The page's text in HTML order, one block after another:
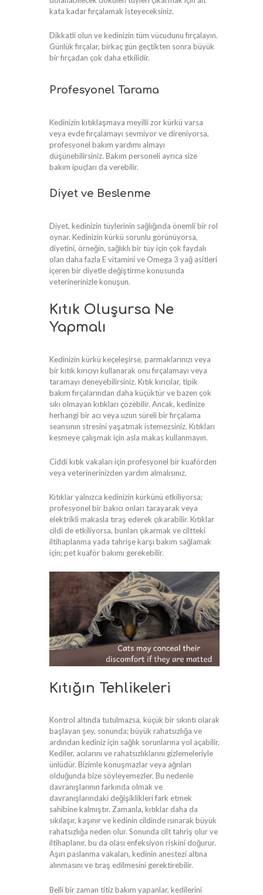
kata kadar fırçalamak isteyeceksiniz.
Dikkatli olun ve kedinizin tüm vücudunu fırçalayın.
Günlük fırçalar, birkaç gün geçtikten sonra büyük
bir fırçadan çok daha etkilidir.
Profesyonel Tarama
Kedinizin kıtıklaşmaya meyilli zor kürkü varsa
veya evde fırçalamayı sevmiyor ve direniyorsa,
profesyonel bakım yardımı almayı
düşünebilirsiniz. Bakım personeli ayrıca size
bakım ipuçları da verebilir.
Diyet ve Beslenme
Diyet, kedinizin tüylerinin sağlığında önemli bir rol
oynar. Kedinizin kürkü sorunlu görünüyorsa,
diyetini, örneğin, sağlıklı bir tüy için çok faydalı
olan daha fazla E vitamini ve Omega 3 yağ asitleri
içeren bir diyetle değiştirme konusunda
veterinerinizle konuşun.
Kıtık Oluşursa Ne
Yapmalı
Kedinizin kürkü keçeleşirse, parmaklarınızı veya
bir kıtık kırıcıyı kullanarak onu fırçalamayı veya
taramayı deneyebilirsiniz. Kıtık kırıcılar, tipik
bakım fırçalarından daha küçüktür ve bazen çok
sıkı olmayan kıtıkları çözebilir. Ancak, kedinize
herhangi bir acı veya uzun süreli bir fırçalama
seansının stresini yaşatmak istemezsiniz. Kıtıkları
kesmeye çalışmak için asla makas kullanmayın.
Ciddi kıtık vakaları için profesyonel bir kuaförden
veya veterinerinizden yardım almalısınız.
Kıtıklar yalnızca kedinizin kürkünü etkiliyorsa;
profesyonel bir bakıcı onları tarayarak veya
elektrikli makasla tıraş ederek çıkarabilir. Kıtıklar
cildi de etkiliyorsa, bunları çıkarmak ve ciltteki
iltihaplanma yada tahrişe karşı bakım sağlamak
için; pet kuaför bakımı gerekebilir.
Kıtığın Tehlikeleri
Kontrol altında tutulmazsa, küçük bir sıkıntı olarak
başlayan şey, sonunda; büyük rahatsızlığa ve
ardından kediniz için sağlık sorunlarına yol açabilir.
Kediler, acılarını ve rahatsızlıklarını gizlemeleriyle
ünlüdür. Bizimle konuşmazlar veya ağrıları
olduğunda bize söyleyemezler. Bu nedenle
davranışlarının farkında olmak ve
davranışlarındaki değişiklikleri fark etmek
sahibine kalmıştır. Zamanla, kıtıklar daha da
sıkılaşır, kaşınır ve kedinin cildinde ısınarak büyük
rahatsızlığa neden olur. Sonunda cilt tahriş olur ve
iltihaplanır, bu da olası enfeksiyon riskini doğurur.
Aşırı paslanma vakaları, kedinin anestezi altına
alınmasını ve tıraş edilmesini gerektirebilir.
Belli bir zaman titiz bakım yapanlar, kedilerini